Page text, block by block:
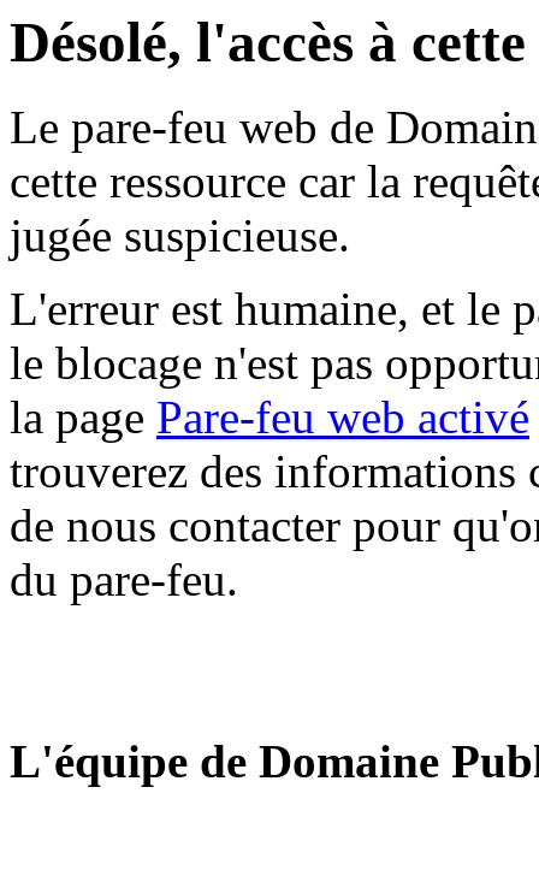
Désolé, l'accès à
Le pare-feu web de
cette ressource car la
jugée suspicieuse.
L'erreur est humaine, et le
le blocage n'est pas
la page Pare-feu web activé
trouverez des informations
de nous contacter pour
du pare-feu.
L'équipe de Domaine